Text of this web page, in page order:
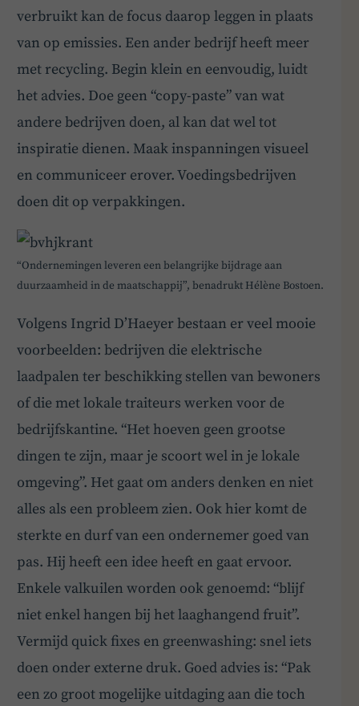
verbruikt kan de focus daarop leggen in plaats
van op emissies. Een ander bedrijf heeft meer
met recycling. Begin klein en eenvoudig, luidt
het advies. Doe geen “copy-paste” van wat
andere bedrijven doen, al kan dat wel tot
inspiratie dienen. Maak inspanningen visueel
en communiceer erover. Voedingsbedrijven
doen dit op verpakkingen.
“Ondernemingen leveren een belangrijke bijdrage aan
duurzaamheid in de maatschappij”, benadrukt Hélène Bostoen.
Volgens Ingrid D’Haeyer bestaan er veel mooie
voorbeelden: bedrijven die elektrische
laadpalen ter beschikking stellen van bewoners
of die met lokale traiteurs werken voor de
bedrijfskantine. “Het hoeven geen grootse
dingen te zijn, maar je scoort wel in je lokale
omgeving”. Het gaat om anders denken en niet
alles als een probleem zien. Ook hier komt de
sterkte en durf van een ondernemer goed van
pas. Hij heeft een idee heeft en gaat ervoor.
Enkele valkuilen worden ook genoemd: “blijf
niet enkel hangen bij het laaghangend fruit”.
Vermijd quick fixes en greenwashing: snel iets
doen onder externe druk. Goed advies is: “Pak
een zo groot mogelijke uitdaging aan die toch